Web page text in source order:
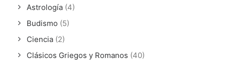
Astrología (4)
Budismo (5)
Ciencia (2)
Clásicos Griegos y Romanos (40)